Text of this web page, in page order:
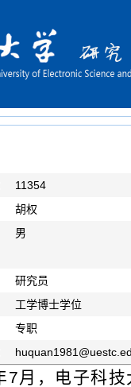
11354
胡权
男
研究员
工学博士学位
专职
huquan1981 @
7月，电子科